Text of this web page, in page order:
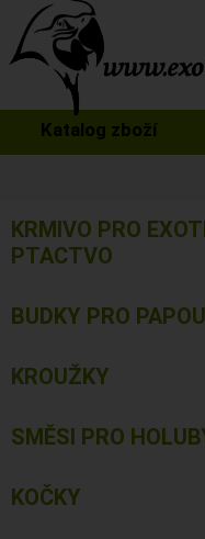
Katalog zboží
KRMIVO PRO
PTACTVO
BUDKY PRO
KROUŽKY
SMĚSI PRO
KOČKY